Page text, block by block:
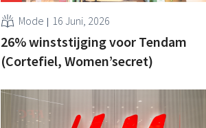
Mode 16 Juni, 2026
26% winststijging voor Tendam
(Cortefiel, Women’secret)